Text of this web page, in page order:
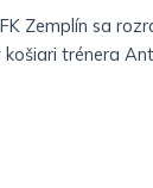
Zemplín sa
trénera